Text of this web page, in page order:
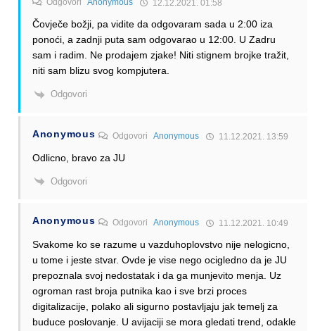
Odgovori Anonymous 12.12.2021. 01:58
Čovječe božji, pa vidite da odgovaram sada u 2:00 iza
ponoći, a zadnji puta sam odgovarao u 12:00. U Zadru
sam i radim. Ne prodajem zjake! Niti stignem brojke tražit,
niti sam blizu svog kompjutera.
Odgovori
Anonymous OdgovoriAnonymous 11.12.2021. 13:59
Odlicno, bravo za JU
Odgovori
Anonymous OdgovoriAnonymous 11.12.2021. 10:49
Svakome ko se razume u vazduhoplovstvo nije nelogicno,
u tome i jeste stvar. Ovde je vise nego ocigledno da je JU
prepoznala svoj nedostatak i da ga munjevito menja. Uz
ogroman rast broja putnika kao i sve brzi proces
digitalizacije, polako ali sigurno postavljaju jak temelj za
buduce poslovanje. U avijaciji se mora gledati trend, odakle